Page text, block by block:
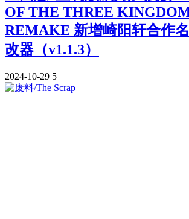
OF THE THREE
REMAKE 新增崎阳轩合作
改器（v1.1.3）
2024-10-29 5